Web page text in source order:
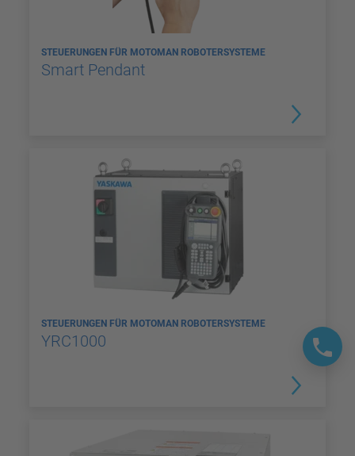
STEUERUNGEN FÜR MOTOMAN ROBOTERSYSTEME
Smart Pendant
STEUERUNGEN FÜR MOTOMAN ROBOTERSYSTEME
YRC1000